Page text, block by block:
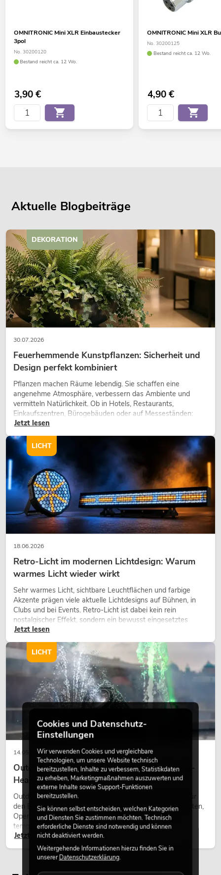
OMNITRONIC Mini XLR Einbaustecker
3pol
No. 30200120
Bestand reicht ca. 12 Wo.
3,90€
OMNITRONIC Mini XLR
No. 30200125
Bestand reicht ca. 12 Wo.
4,90€
Aktuelle Blogbeiträge
30.07.2026
Feuerhemmende Kunstpflanzen: Sicherheit und
Design perfekt kombiniert
Pflanzen machen Räume lebendig. Sie schaffen eine
angenehme Atmosphäre, verbessern das Ambiente und
vermitteln Natürlichkeit. Ob in Hotels, Restaurants,
Einkaufszentren, Bürogebäuden oder auf Messeständen:
eine hochwertige Begrünung gehört heute längst zum
Jetzt lesen
DEKORATION
18.06.2026
Retro-Licht im modernen Lichtdesign: Warum
warmes Licht wieder wirkt
Sehr warmes Licht, sichtbare Leuchtflächen und farbige
Akzente prägen viele aktuelle Lichtdesigns auf Bühnen, in
Clubs und bei Events. Retro-Licht ist dabei kein rein
nostalgischer Effekt, sondern ein bewusst eingesetztes
Gestaltungsmittel: Es schafft Atmosphäre, gibt Szenen
wirken lassen.
Jetzt lesen
LICHT
14.05.2026
Outdoor Moving-Heads: Wetterfeste Moving-
Heads bei Events
Outdoor Moving-Heads sind bewegliche Scheinwerfer für
den Einsatz im Freien. Sie werden bei Festivals, Stadtfesten,
Open-Air-Konzerten, Architekturinszenierungen und
temporären Außeninstallationen eingesetzt.
Jetzt lesen
LICHT
Cookies und Datenschutz-
Einstellungen
Wir verwenden Cookies und vergleichbare
Technologien, um unsere Website technisch
bereitzustellen, Inhalte zu verbessern, Statistikdaten
zu erheben, Marketingmaßnahmen auszuwerten und
externe Inhalte sowie Support-Funktionen
bereitzustellen.
Sie können selbst entscheiden, welchen Kategorien
und Diensten Sie zustimmen möchten. Technisch
erforderliche Dienste sind notwendig und können
nicht deaktiviert werden.
Weitergehende Informationen hierzu finden Sie in
unsererDatenschutzerklärung.